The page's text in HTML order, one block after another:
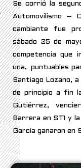
Se corrió la
Automovilismo –
cambiante fue
sábado 25 de
competencia que
una, puntuables
Santiago Lozano,
de principio a fin
Gutiérrez,
Barrera en ST1 y
García ganaron en